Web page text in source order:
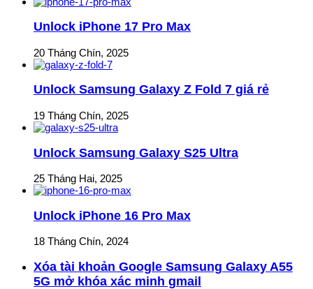
Unlock iPhone 17 Pro Max
20 Tháng Chín, 2025
Unlock Samsung Galaxy Z Fold 7 giá rẻ
19 Tháng Chín, 2025
Unlock Samsung Galaxy S25 Ultra
25 Tháng Hai, 2025
Unlock iPhone 16 Pro Max
18 Tháng Chín, 2024
Xóa tài khoản Google Samsung Galaxy A55
5G mở khóa xác minh gmail